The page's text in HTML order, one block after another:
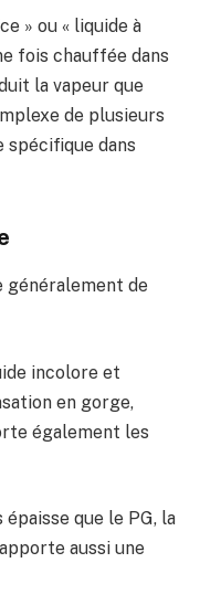
» ou « liquide à
fois chauffée dans
la vapeur que
de plusieurs
spécifique dans
généralement de
incolore et
en gorge,
également les
épaisse que le PG, la
aussi une